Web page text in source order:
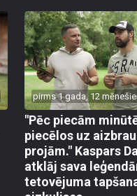
pirms 1 gada, 12
"Pēc piecām
piecēlos uz
projām." Kaspars
atklāj sava
tetovējuma